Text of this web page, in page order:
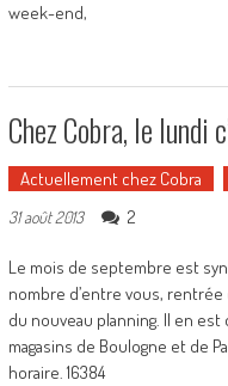
week-end,
Chez Cobra, le lundi
Actuellement chez Cobra
31 août 2013
2
Le mois de septembre est
nombre d’entre vous,
du nouveau planning. Il en
magasins de Boulogne et de
horaire. 16384